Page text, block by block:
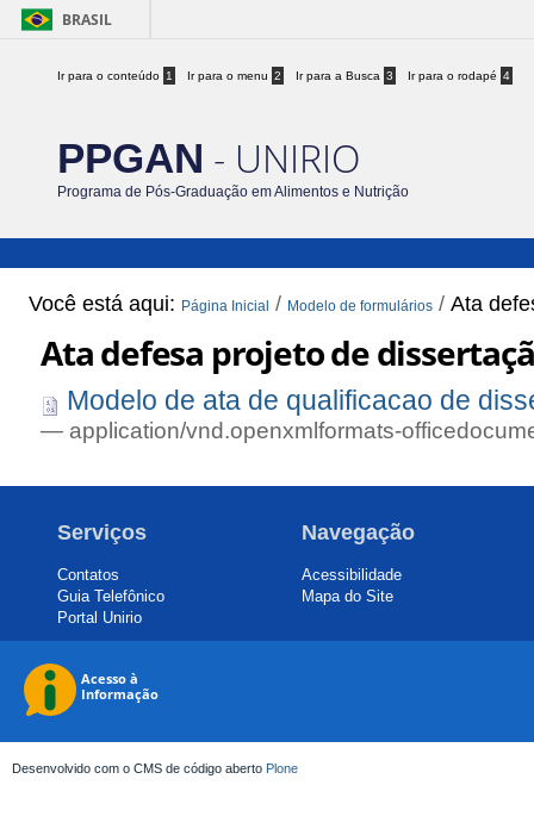
BRASIL
Ir para o conteúdo 1 Ir para o menu 2 Ir para a Busca 3 Ir para o rodapé 4
PPGAN - UNIRIO
Programa de Pós-Graduação em Alimentos e Nutrição
Você está aqui: Página Inicial / Modelo de formulários /Ata
Ata defesa projeto de
Modelo de ata de qualificacao de
— application/vnd.openxmlformats-
Serviços
Contatos
Guia Telefônico
Portal Unirio
Navegação
Acessibilidade
Mapa do Site
Desenvolvido com o CMS de código aberto Plone